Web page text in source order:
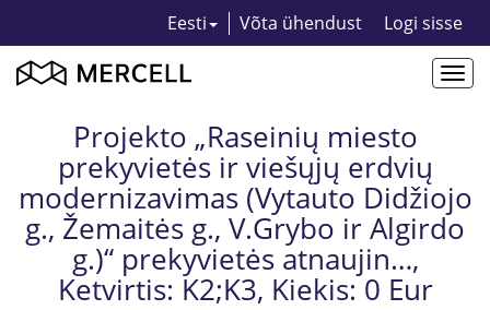
Eesti Võta ühendust Logi sisse
Projekto „Raseinių miesto
prekyvietės ir viešųjų erdvių
modernizavimas (Vytauto Didžiojo
g., Žemaitės g., V.Grybo ir Algirdo
g.)“ prekyvietės atnaujin…,
Ketvirtis: K2;K3, Kiekis: 0 Eur